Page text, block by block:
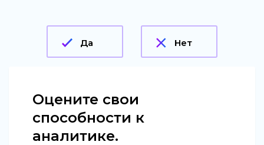
Да Нет
Оцените свои
способности к
аналитике.